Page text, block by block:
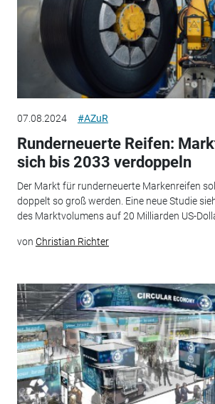
07.08.2024 #AZuR
Runderneuerte Reifen:
sich bis 2033 verdoppeln
Der Markt für runderneuerte Markenreifen
doppelt so groß werden. Eine neue Studie
des Marktvolumens auf 20 Milliarden US-
von Christian Richter